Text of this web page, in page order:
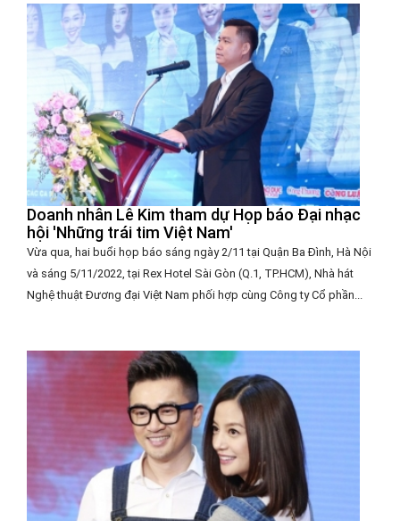
Doanh nhân Lê Kim tham dự Họp báo Đại nhạc
hội 'Những trái tim Việt Nam'
Vừa qua, hai buổi họp báo sáng ngày 2/11 tại Quận Ba Đình, Hà Nội
và sáng 5/11/2022, tại Rex Hotel Sài Gòn (Q.1, TP.HCM), Nhà hát
Nghệ thuật Đương đại Việt Nam phối hợp cùng Công ty Cổ phần...